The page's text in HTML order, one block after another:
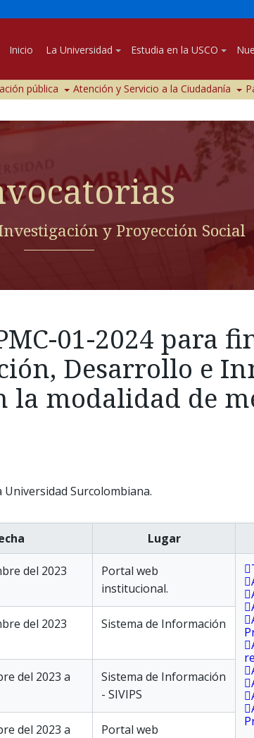
Inicio La Universidad Estudia en la USCO
pública Atención y Servicio a la Ciudadanía
y Proyección Social
01-2024 para
Desarrollo e
la modalidad de
Surcolombiana.
Lugar
del 2023
Portal web
institucional.
del 2023 Sistema de Información
del 2023 a
Sistema de Información
- SIVIPS
del 2023 a
Portal web